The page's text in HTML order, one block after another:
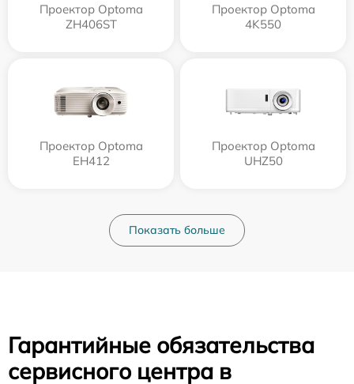
Проектор Optoma
ZH406ST
Проектор Optoma
4K550
Проектор Optoma
EH412
Проектор Optoma
UHZ50
Показать больше
Гарантийные обязательства
сервисного центра в